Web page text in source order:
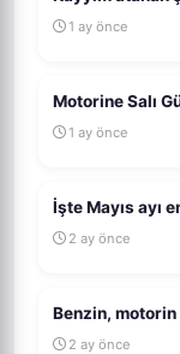
1 ay önce
Motorine Salı
1 ay önce
İşte Mayıs ayı
2 ay önce
Benzin,
2 ay önce